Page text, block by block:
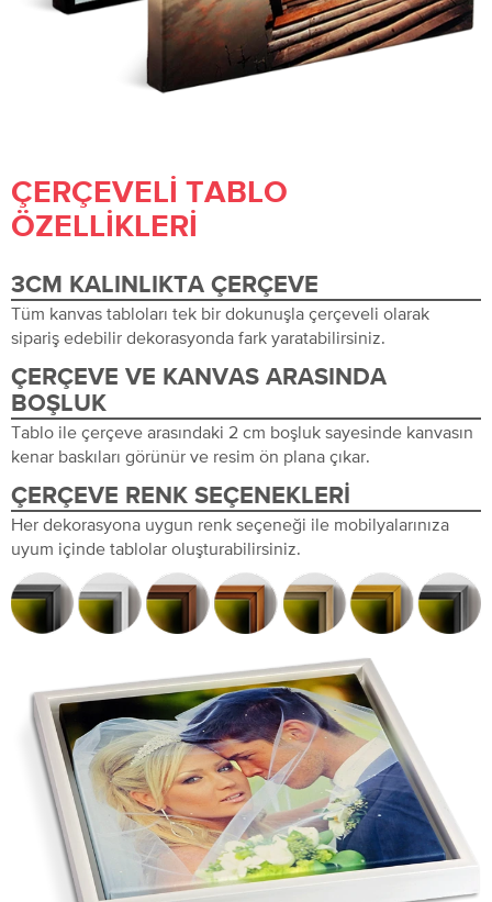
ÇERÇEVELI TABLO
ÖZELLIKLERI
3CM KALINLIKTA ÇERÇEVE
Tüm kanvas tabloları tek bir dokunuşla çerçeveli olarak
sipariş edebilir dekorasyonda fark yaratabilirsiniz.
ÇERÇEVE VE KANVAS ARASINDA
BOŞLUK
Tablo ile çerçeve arasındaki 2 cm boşluk sayesinde kanvasın
kenar baskıları görünür ve resim ön plana çıkar.
ÇERÇEVE RENK SEÇENEKLERI
Her dekorasyona uygun renk seçeneği ile mobilyalarınıza
uyum içinde tablolar oluşturabilirsiniz.